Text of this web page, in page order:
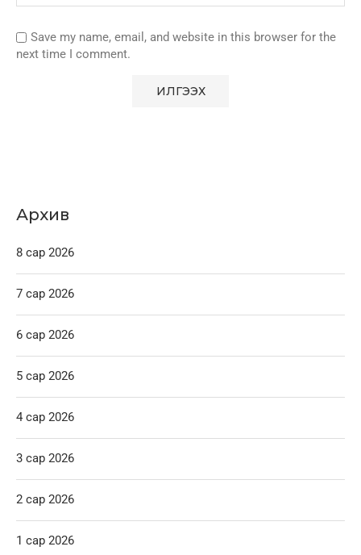
Save my name, email, and website in this browser for the
next time I comment.
Архив
8 сар 2026
7 сар 2026
6 сар 2026
5 сар 2026
4 сар 2026
3 сар 2026
2 сар 2026
1 сар 2026